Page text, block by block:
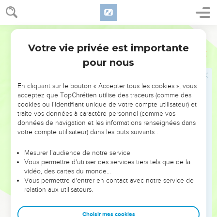
Exode Introduction
Israël, le peuple vassal. Celles-ci sont comme rythmées par
les montées de Moïse vers Dieu sur le mont Sinaï et par ses
retours vers le peuple au pied de la montagne (19.3,7,8,14,
La charte de l’alliance, les dix commandements (20.1-17), est
du Suzerain de l’alliance : « Je suis l’Eternel ton Dieu qui t’ai
fait sortir d’Egypte, du pays où tu étais esclave » (20.2).
Après l’énoncé du contenu du « livre de l’alliance » (24.7),
de 20.22 à 23.32, l’alliance est ratifiée par le peuple et par
Dieu (24.1-18). Puis l’Eternel donne à Moïse des instructions
se manifester la présence du Suzerain au milieu de son
peuple (ch.25 à 31). C’est alors qu’éclate la crise du veau
d’or, avec l’arrêt des procédures de l’alliance (32.1 à 34.3).
Mais dans son amour, l’Eternel réaffirme sa volonté de faire
alliance avec Israël (34.4-35), et après la construction du
Votre vie privée est importante
pour nous
En cliquant sur le bouton « Accepter tous les cookies », vous
acceptez que TopChrétien utilise des traceurs (comme des
cookies ou l'identifiant unique de votre compte utilisateur) et
traite vos données à caractère personnel (comme vos
données de navigation et les informations renseignées dans
votre compte utilisateur) dans les buts suivants :
Mesurer l'audience de notre service
Vous permettre d'utiliser des services tiers tels que de la
vidéo, des cartes du monde…
Vous permettre d'entrer en contact avec notre service de
relation aux utilisateurs.
Choisir mes cookies